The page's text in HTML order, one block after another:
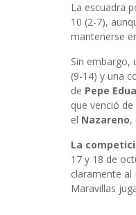
La escuadra
10 (2-7),
mantenerse
Sin embargo,
(9-14) y una
de Pepe
que venció
el Nazareno,
La
17 y 18 de
claramente al
Maravillas